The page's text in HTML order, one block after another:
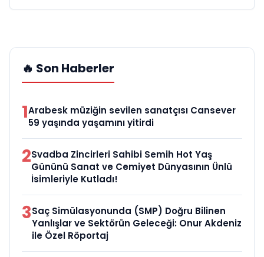
🔥 Son Haberler
1Arabesk müziğin sevilen sanatçısı Cansever
59 yaşında yaşamını yitirdi
2Svadba Zincirleri Sahibi Semih Hot Yaş
Gününü Sanat ve Cemiyet Dünyasının Ünlü
İsimleriyle Kutladı!
3Saç Simülasyonunda (SMP) Doğru Bilinen
Yanlışlar ve Sektörün Geleceği: Onur Akdeniz
ile Özel Röportaj